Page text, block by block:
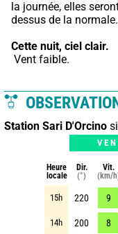
la journée, elles
dessus de la normale.
Cette nuit, ciel clair.
Vent faible.
Station Sari D'Orcino
Heure
locale
Dir.
(°)
Vit.
(km/
15h 220 9
14h 200 8